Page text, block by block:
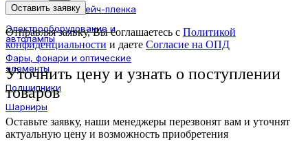
Шпагат и агрострейч-пленка
Электрооборудование и
автолампы
Фары, фонари и оптические
элементы
Подшипники
Шарниры
Оставить заявку
Отправляя заявку, Вы соглашаетесь с Политикой
конфиденциальности и даете Согласие на ОПД
Уточнить цену и узнать о поступлении
товаров
Оставьте заявку, наши менеджеры перезвонят вам и уточнят
актуальную цену и возможность приобретения